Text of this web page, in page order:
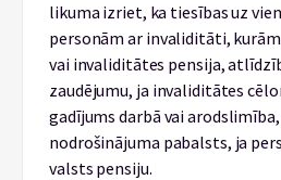
likuma izriet, ka tiesības uz
personām ar invaliditāti,
vai invaliditātes pensija,
zaudējumu, ja invaliditātes
gadījums darbā vai
nodrošinājuma pabalsts, ja
valsts pensiju.